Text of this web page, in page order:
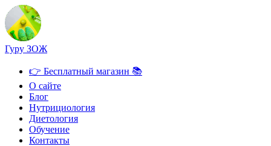
Перейти
к
содержимому
Гуру ЗОЖ
👉 Бесплатный магазин 📚
О сайте
Блог
Нутрициология
Диетология
Обучение
Контакты